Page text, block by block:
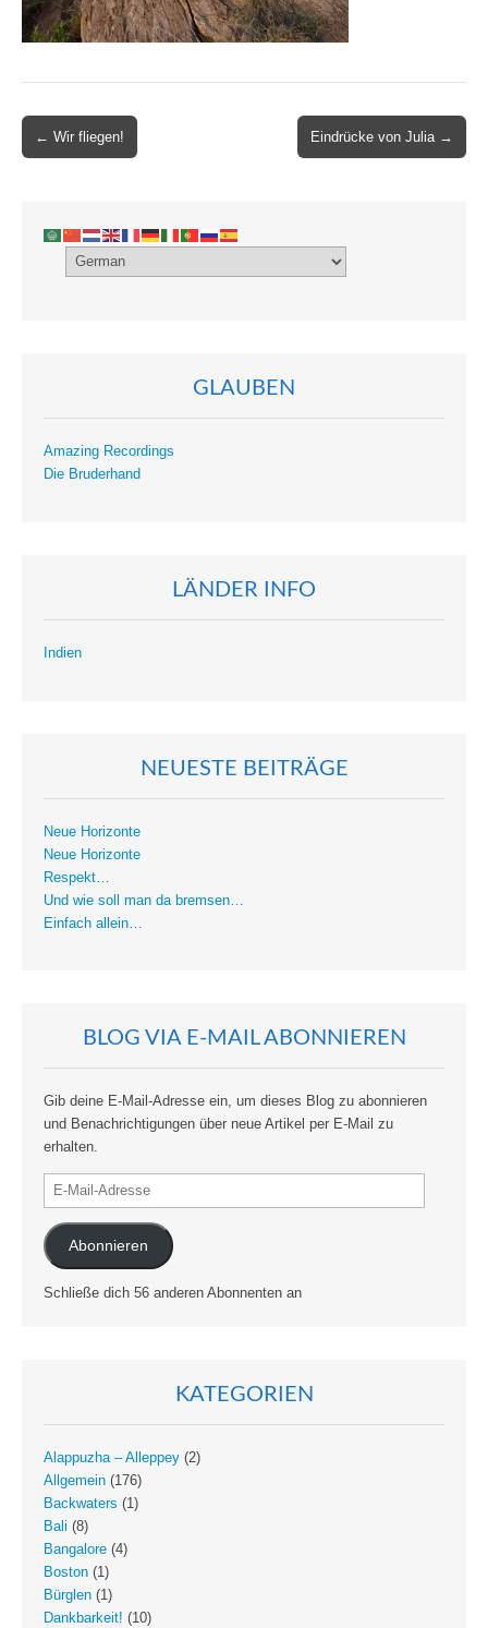
Post
navigation
← Wir fliegen! Eindrücke von Julia →
GLAUBEN
Amazing Recordings
Die Bruderhand
LÄNDER INFO
Indien
NEUESTE BEITRÄGE
Neue Horizonte
Neue Horizonte
Respekt…
Und wie soll man da bremsen…
Einfach allein…
BLOG VIA E-MAIL ABONNIEREN
Gib deine E-Mail-Adresse ein, um dieses Blog zu abonnieren
und Benachrichtigungen über neue Artikel per E-Mail zu
erhalten.
E-
Mail-
Adresse
Abonnieren
Schließe dich 56 anderen Abonnenten an
KATEGORIEN
Alappuzha – Alleppey (2)
Allgemein (176)
Backwaters (1)
Bali (8)
Bangalore (4)
Boston (1)
Bürglen (1)
Dankbarkeit! (10)